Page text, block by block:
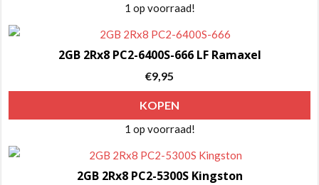
1 op voorraad!
2GB 2Rx8 PC2-6400S-666 LF Ramaxel
€9,95
KOPEN
1 op voorraad!
2GB 2Rx8 PC2-5300S Kingston